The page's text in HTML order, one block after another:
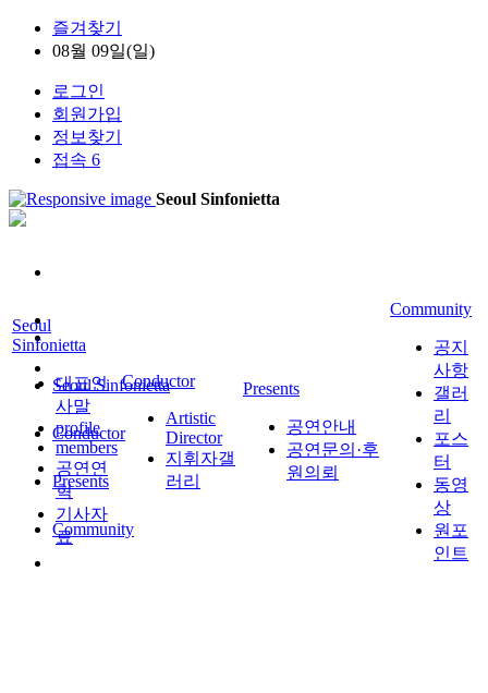
즐겨찾기
08월 09일(일)
로그인
회원가입
정보찾기
접속 6
Seoul Sinfonietta
Seoul Sinfonietta
Conductor
Presents
Community
Seoul
Sinfonietta
대표인
사말
profile
members
공연연
혁
기사자
료
Conductor
Artistic
Director
지휘자갤
러리
Presents
공연안내
공연문의·후
원의뢰
Community
공지
사항
갤러
리
포스
터
동영
상
원포
인트